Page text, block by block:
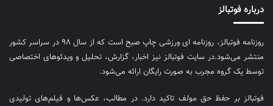
درباره فوتبالز
روزنامه فوتبالز، روزنامه ای ورزشی چاپ صبح است که از سال ۹۸ در سراسر کشور
منتشر می‌شود.در سایت فوتبالز نیز اخبار، گزارش، تحلیل و ویدئوهای اختصاصی
توسط یک گروه مجرب به صورت رایگان ارائه می‌شود.
فوتبالز بر حفظ حق مولف تاکید دارد. در مطالب، عکس‌ها و فیلم‌های تولیدی